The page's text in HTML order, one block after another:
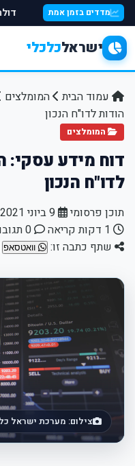
מדדים בזמן אמת
ישראלכלכלי
עמוד הבית המומלצים
הודות לדו"ח הנכון
המומלצים
דוח מידע עסקי:
לדו"ח הנכון
תוכן פרסומי
שתף כתבה זו:
וואטסאפ
צילום: מערכת ישראל